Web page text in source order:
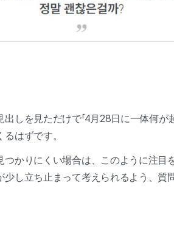
しを見ただけで「4月28日に一体何が
はずです。
つかりにくい場合は、このように注目
少し立ち止まって考えられるよう、質